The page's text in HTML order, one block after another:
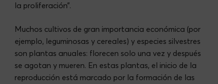
la proliferación”.
Muchos cultivos de gran importancia económica (por
ejemplo, leguminosas y cereales) y especies silvestres
son plantas anuales: florecen solo una vez y después
se agotan y mueren. En estas plantas, el inicio de la
reproducción está marcado por la formación de las